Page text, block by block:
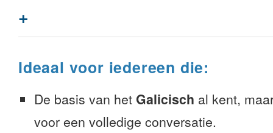
+
Ideaal voor iedereen die:
De basis van het Galicisch al kent,
voor een volledige conversatie.